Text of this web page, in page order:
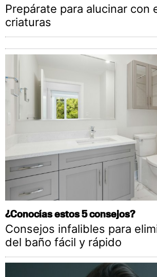
Prepárate para alucinar con
criaturas
¿Conocías estos 5 consejos?
Consejos infalibles para
del baño fácil y rápido